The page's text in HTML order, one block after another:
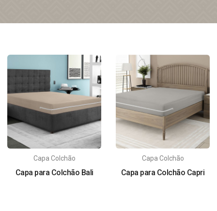
Capa Colchão
Capa para Colchão Bali
Capa Colchão
Capa para Colchão Capri